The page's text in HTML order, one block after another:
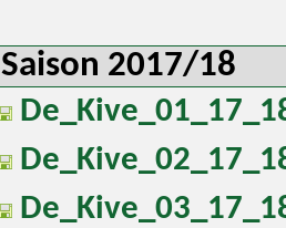
Saison 2017/18